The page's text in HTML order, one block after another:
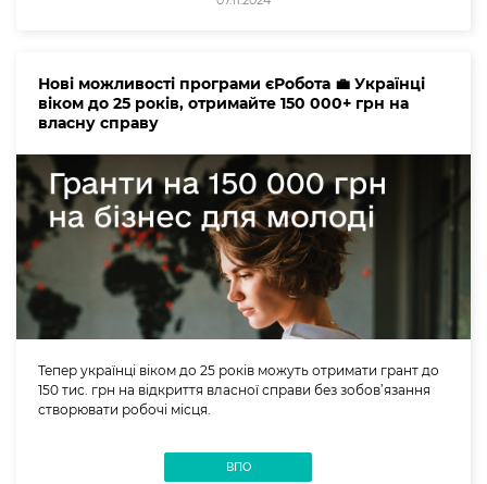
Нові можливості програми єРобота 💼 Українці
віком до 25 років, отримайте 150 000+ грн на
власну справу
Тепер українці віком до 25 років можуть отримати грант до
150 тис. грн на відкриття власної справи без зобов’язання
створювати робочі місця.
ВПО